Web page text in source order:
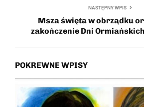
NASTĘPNY WPIS
Msza święta w obrządku
zakończenie Dni
POKREWNE WPISY